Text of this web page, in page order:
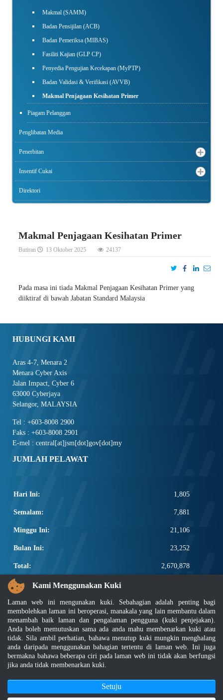
Makmal (SAMM)
Badan Pensijilan (ACB)
Badan Pemeriksa (MIBAS)
Fasiliti Kajian (GLP CP)
Penyedia Pengujian Kecekapan (MyPTP)
Badan Validasi & Verifikasi (AVVB)
Makmal Penjagaan Kesihatan Primer
Piagam Pelanggan
Penglibatan Media
Penerbitan
Insentif Cukai
Direktori
Makmal Penjagaan Kesihatan Primer
Butiran 13 Oktober 2025 24137
Pada masa ini tiada Makmal Penjagaan Kesihatan Primer yang
diiktiraf di bawah Jabatan Standard Malaysia
HUBUNGI KAMI
Aras 4-7, Menara 2
Menara Cyber Axis
Jalan Impact, Cyber 6
63000 Cyberjaya
Selangor, MALAYSIA
Tel : +603-8008 2900
Faks : +603-8008 2901
E-mel : central[at]jsm[dot]gov[dot]my
JUMLAH PELAWAT
Hari Ini: 1,805
Semalam: 7,881
Minggu Ini: 21,106
Bulan Ini: 23,252
Total: 2,670,878
PAUTAN POPULAR
Elektroteknikal, ICT dan Pembinaan
Other Notification Search
Regular Notification Search
Notification Subscription
Pengurusan Perniagaan dan Keselamatan Pekerjaan
Peta Laman|MyGOV
Hakcipta 2022 @ Jabatan Standard Malaysia
Kami Menggunakan Kuki
Laman web ini mengunakan kuki. Sebahagian adalah penting bagi
membolehkan laman ini beroperasi, manakala yang lain membantu dalam
menambah baik laman dan pengalaman pengguna (kuki penjejakan).
Anda boleh memutuskan sama ada anda mahu membenarkan kuki atau
tidak. Sila ambil perhatian, bahawa menutup kuki mungkin menghalang
anda daripada menggunakan bahagian tertentu di laman web. Ini juga
bermakna bahawa beberapa ciri pada laman web ini tidak akan berfungsi
jika anda tidak membenarkan kuki.
Setuju